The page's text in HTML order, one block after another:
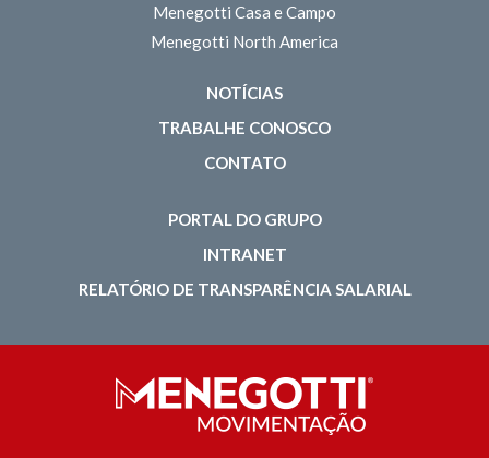
Menegotti Casa e Campo
Menegotti North America
NOTÍCIAS
TRABALHE CONOSCO
CONTATO
PORTAL DO GRUPO
INTRANET
RELATÓRIO DE TRANSPARÊNCIA SALARIAL